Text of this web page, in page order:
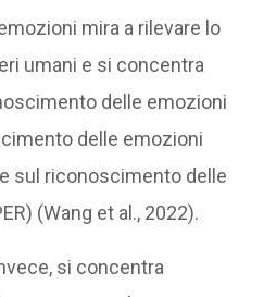
mira a rilevare lo
umani e si concentra
delle emozioni
delle emozioni
sul riconoscimento delle
(Wang et al., 2022).
si concentra